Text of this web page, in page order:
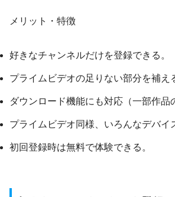
メリット・特徴
好きなチャンネルだけを登録できる。
プライムビデオの足りない部分を補え
ダウンロード機能にも対応（一部作品
プライムビデオ同様、いろんなデバイ
初回登録時は無料で体験できる。